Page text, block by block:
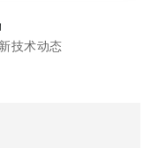
技术动态